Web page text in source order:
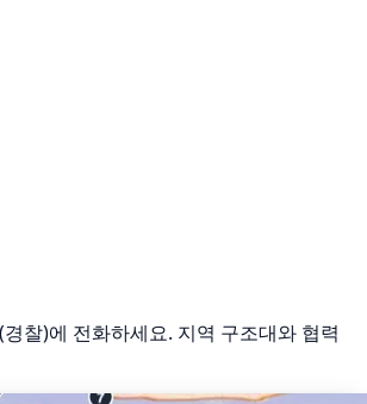
찰)에 전화하세요. 지역 구조대와 협력